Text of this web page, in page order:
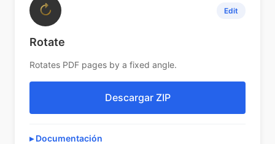
↻ Edit
Rotate
Rotates PDF pages by a fixed angle.
Descargar ZIP
Documentación